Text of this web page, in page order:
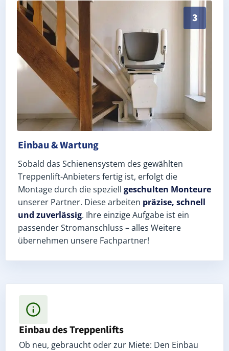
3
Schneller, sauberer Einbau durch zertifizierte
Einbau & Wartung
Sobald das Schienensystem des gewählten
Treppenlift-Anbieters fertig ist, erfolgt die
Montage durch die speziell geschulten Monteure
unserer Partner. Diese arbeiten präzise, schnell
und zuverlässig. Ihre einzige Aufgabe ist ein
passender Stromanschluss – alles Weitere
übernehmen unsere Fachpartner!
Einbau des Treppenlifts
Ob neu, gebraucht oder zur Miete: Den Einbau